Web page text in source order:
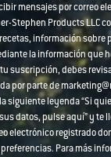
mensajes por correo
Stephen Products LLC
información
la información que
suscripción, debes
por parte de
siguiente leyenda “Si
datos, pulse aquí” y te
electrónico registrado
Para más